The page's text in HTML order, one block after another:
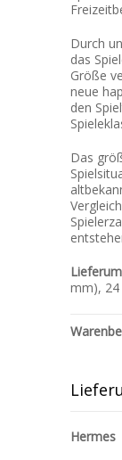
Durch
das
Größe
neue
den
Das
mm), 24
Hermes